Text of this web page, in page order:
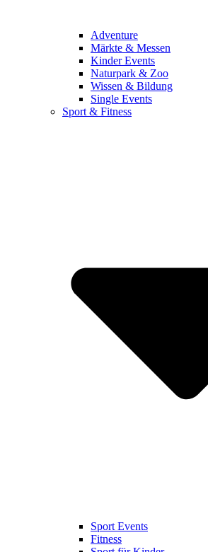
Adventure
Märkte & Messen
Kinder Events
Naturpark & Zoo
Wissen & Bildung
Single Events
Sport & Fitness
Sport Events
Fitness